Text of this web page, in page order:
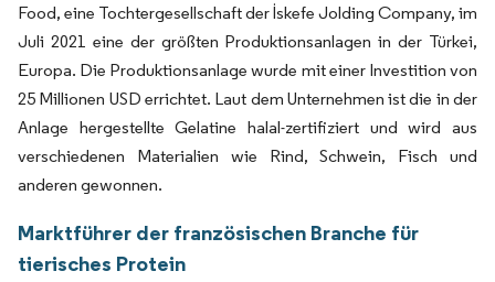
Food, eine Tochtergesellschaft der İskefe Jolding Company, im
Juli 2021 eine der größten Produktionsanlagen in der Türkei,
Europa. Die Produktionsanlage wurde mit einer Investition von
25 Millionen USD errichtet. Laut dem Unternehmen ist die in der
Anlage hergestellte Gelatine halal-zertifiziert und wird aus
verschiedenen Materialien wie Rind, Schwein, Fisch und
anderen gewonnen.
Marktführer der französischen Branche für
tierisches Protein